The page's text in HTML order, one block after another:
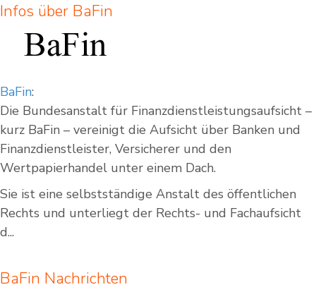
Infos über BaFin
BaFin:
Die Bundesanstalt für Finanzdienstleistungsaufsicht –
kurz BaFin – vereinigt die Aufsicht über Banken und
Finanzdienstleister, Versicherer und den
Wertpapierhandel unter einem Dach.
Sie ist eine selbstständige Anstalt des öffentlichen
Rechts und unterliegt der Rechts- und Fachaufsicht
d...
BaFin Nachrichten